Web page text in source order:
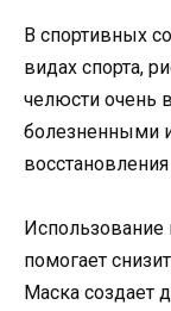
В спортивных
видах спорта,
челюсти очень
болезненными
помогает
Маска создает